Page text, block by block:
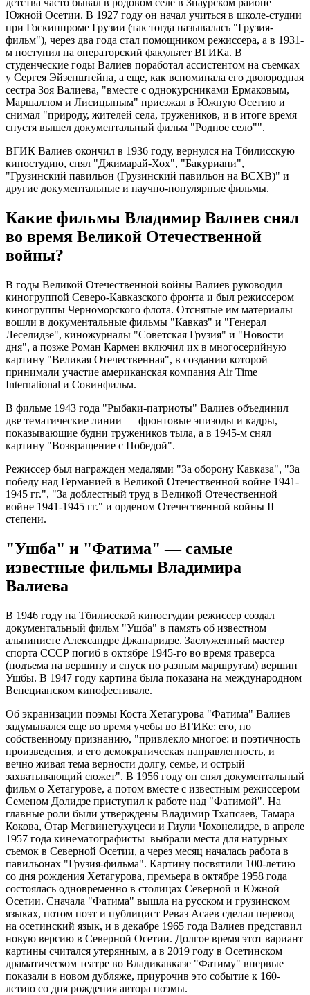
детства часто бывал в родовом селе в Знаурском районе
Южной Осетии. В 1927 году он начал учиться в школе-студии
при Госкинпроме Грузии (так тогда называлась "Грузия-
фильм"), через два года стал помощником режиссера, а в 1931-
м поступил на операторский факультет ВГИКа. В
студенческие годы Валиев поработал ассистентом на съемках
у Сергея Эйзенштейна, а еще, как вспоминала его двоюродная
сестра Зоя Валиева, "вместе с однокурсниками Ермаковым,
Маршаллом и Лисицыным" приезжал в Южную Осетию и
снимал "природу, жителей села, тружеников, и в итоге время
спустя вышел документальный фильм "Родное село"".
ВГИК Валиев окончил в 1936 году, вернулся на Тбилисскую
киностудию, снял "Джимарай-Хох", "Бакуриани",
"Грузинский павильон (Грузинский павильон на ВСХВ)" и
другие документальные и научно-популярные фильмы.
Какие фильмы Владимир Валиев снял
во время Великой Отечественной
войны?
В годы Великой Отечественной войны Валиев руководил
киногруппой Северо-Кавказского фронта и был режиссером
киногруппы Черноморского флота. Отснятые им материалы
вошли в документальные фильмы "Кавказ" и "Генерал
Леселидзе", киножурналы "Советская Грузия" и "Новости
дня", а позже Роман Кармен включил их в многосерийную
картину "Великая Отечественная", в создании которой
принимали участие американская компания Air Time
International и Совинфильм.
В фильме 1943 года "Рыбаки-патриоты" Валиев объединил
две тематические линии — фронтовые эпизоды и кадры,
показывающие будни тружеников тыла, а в 1945-м снял
картину "Возвращение с Победой".
Режиссер был награжден медалями "За оборону Кавказа", "За
победу над Германией в Великой Отечественной войне 1941-
1945 гг.", "За доблестный труд в Великой Отечественной
войне 1941-1945 гг." и орденом Отечественной войны II
степени.
"Ушба" и "Фатима" — самые
известные фильмы Владимира
Валиева
В 1946 году на Тбилисской киностудии режиссер создал
документальный фильм "Ушба" в память об известном
альпинисте Александре Джапаридзе. Заслуженный мастер
спорта СССР погиб в октябре 1945-го во время траверса
(подъема на вершину и спуск по разным маршрутам) вершин
Ушбы. В 1947 году картина была показана на международном
Венецианском кинофестивале.
Об экранизации поэмы Коста Хетагурова "Фатима" Валиев
задумывался еще во время учебы во ВГИКе: его, по
собственному признанию, "привлекло многое: и поэтичность
произведения, и его демократическая направленность, и
вечно живая тема верности долгу, семье, и острый
захватывающий сюжет". В 1956 году он снял документальный
фильм о Хетагурове, а потом вместе с известным режиссером
Семеном Долидзе приступил к работе над "Фатимой". На
главные роли были утверждены Владимир Тхапсаев, Тамара
Кокова, Отар Мегвинетухуцеси и Гиули Чохонелидзе, в апреле
1957 года кинематографисты выбрали места для натурных
съемок в Северной Осетии, а через месяц началась работа в
павильонах "Грузия-фильма". Картину посвятили 100-летию
со дня рождения Хетагурова, премьера в октябре 1958 года
состоялась одновременно в столицах Северной и Южной
Осетии. Сначала "Фатима" вышла на русском и грузинском
языках, потом поэт и публицист Реваз Асаев сделал перевод
на осетинский язык, и в декабре 1965 года Валиев представил
новую версию в Северной Осетии. Долгое время этот вариант
картины считался утерянным, а в 2019 году в Осетинском
драматическом театре во Владикавказе "Фатиму" впервые
показали в новом дубляже, приурочив это событие к 160-
летию со дня рождения автора поэмы.